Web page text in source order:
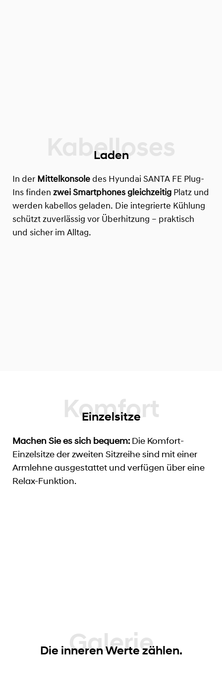
Laden
In der Mittelkonsole des Hyundai SANTA FE Plug-
Ins finden zwei Smartphones gleichzeitig Platz und
werden kabellos geladen. Die integrierte Kühlung
schützt zuverlässig vor Überhitzung – praktisch
und sicher im Alltag.
Einzelsitze
Machen Sie es sich bequem: Die Komfort-
Einzelsitze der zweiten Sitzreihe sind mit einer
Armlehne ausgestattet und verfügen über eine
Relax-Funktion.
Galerie
Die inneren Werte zählen.